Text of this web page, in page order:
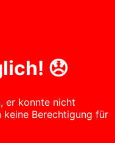
😞
er konnte nicht
keine Berechtigung für